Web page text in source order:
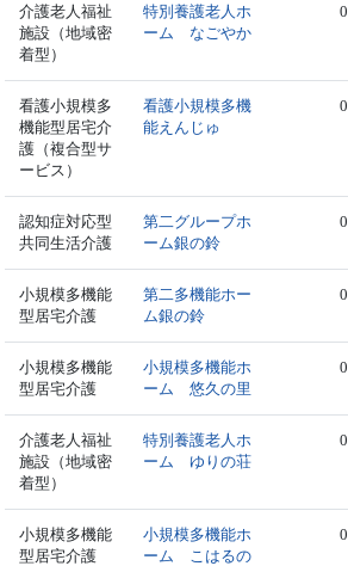
介護老人福祉
施設（地域密
着型）
特別養護老人ホ
ーム なごやか
0
看護小規模多
機能型居宅介
護（複合型サ
ービス）
看護小規模多機
能えんじゅ
0
認知症対応型
共同生活介護
第二グループホ
ーム銀の鈴
0
小規模多機能
型居宅介護
第二多機能ホー
ム銀の鈴
0
小規模多機能
型居宅介護
小規模多機能ホ
ーム 悠久の里
0
介護老人福祉
施設（地域密
着型）
特別養護老人ホ
ーム ゆりの荘
0
小規模多機能
型居宅介護
小規模多機能ホ
ーム こはるの
0